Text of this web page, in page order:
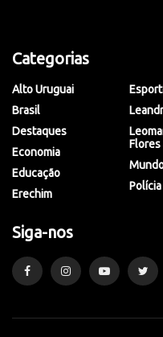
Categorias
Alto Uruguai
Brasil
Destaques
Economia
Educação
Erechim
Flores
Polícia
Siga-nos